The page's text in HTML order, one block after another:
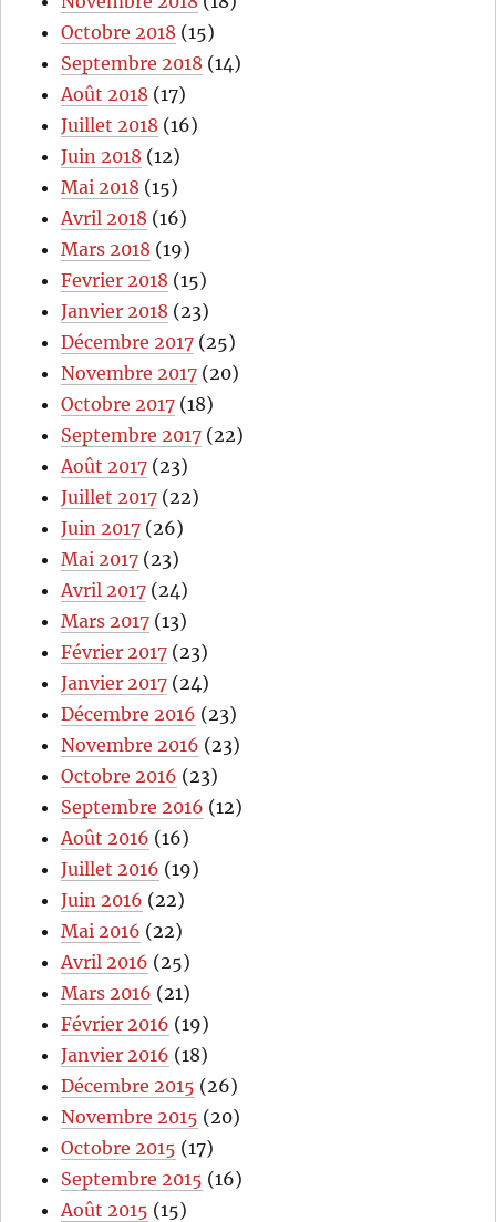
Octobre 2018 (15)
Septembre 2018 (14)
Août 2018 (17)
Juillet 2018 (16)
Juin 2018 (12)
Mai 2018 (15)
Avril 2018 (16)
Mars 2018 (19)
Fevrier 2018 (15)
Janvier 2018 (23)
Décembre 2017 (25)
Novembre 2017 (20)
Octobre 2017 (18)
Septembre 2017 (22)
Août 2017 (23)
Juillet 2017 (22)
Juin 2017 (26)
Mai 2017 (23)
Avril 2017 (24)
Mars 2017 (13)
Février 2017 (23)
Janvier 2017 (24)
Décembre 2016 (23)
Novembre 2016 (23)
Octobre 2016 (23)
Septembre 2016 (12)
Août 2016 (16)
Juillet 2016 (19)
Juin 2016 (22)
Mai 2016 (22)
Avril 2016 (25)
Mars 2016 (21)
Février 2016 (19)
Janvier 2016 (18)
Décembre 2015 (26)
Novembre 2015 (20)
Octobre 2015 (17)
Septembre 2015 (16)
Août 2015 (15)